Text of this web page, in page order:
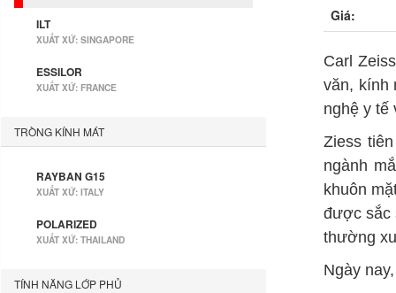
ILT
XUẤT XỨ: SINGAPORE
ESSILOR
XUẤT XỨ: FRANCE
TRÒNG KÍNH MÁT
RAYBAN G15
XUẤT XỨ: ITALY
POLARIZED
XUẤT XỨ: THAILAND
TÍNH NĂNG LỚP PHỦ
Giá:
Carl
văn, kính
nghệ y tế
Ziess
ngành
khuôn
được sắc
thường
Ngày